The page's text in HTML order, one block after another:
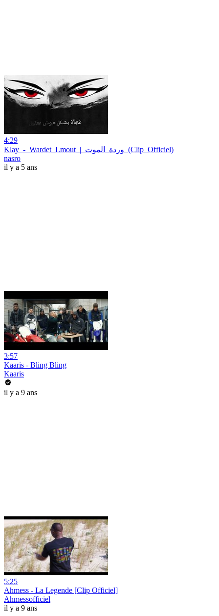
4:29
Klay_-_Wardet_Lmout_|_وردة_الموت_(Clip_Officiel)
nasro
il y a 5 ans
3:57
Kaaris - Bling Bling
Kaaris
il y a 9 ans
5:25
Ahmess - La Legende [Clip Officiel]
Ahmessofficiel
il y a 9 ans